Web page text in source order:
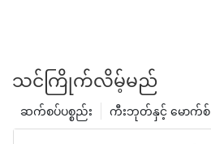
သင်ကြိုက်လိမ့်မည်
ကီးဘုတ်နှင့် မောက်စ်
ဆက်စပ်ပစ္စည်း